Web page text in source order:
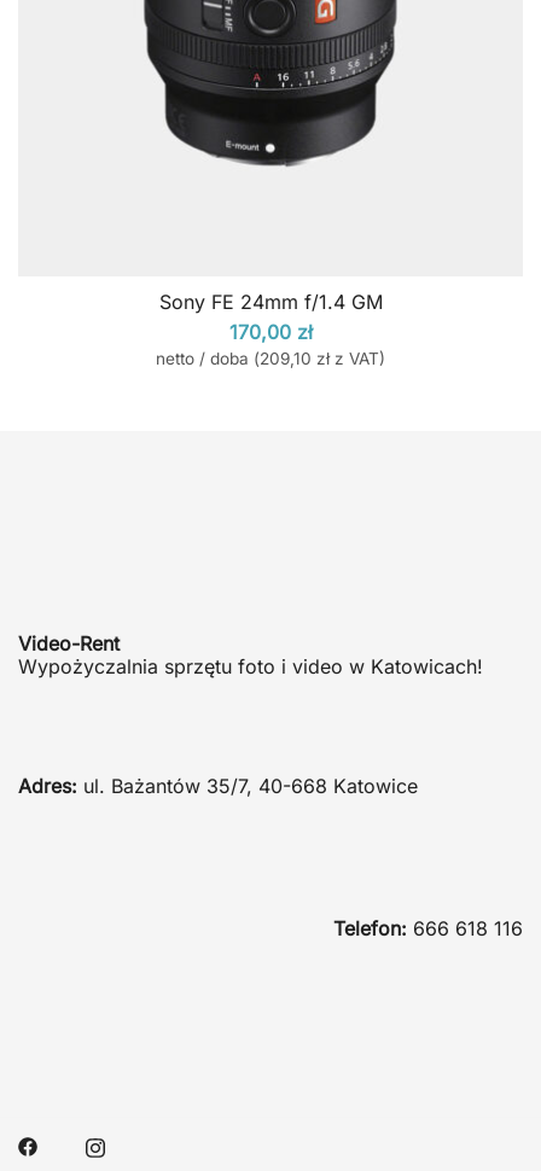
Sony FE 24mm f/1.4 GM
170,00 zł
netto / doba (209,10 złz VAT)
Video-Rent
Wypożyczalnia sprzętu foto i video w Katowicach!
Adres: ul. Bażantów 35/7, 40-668 Katowice
Telefon: 666 618 116